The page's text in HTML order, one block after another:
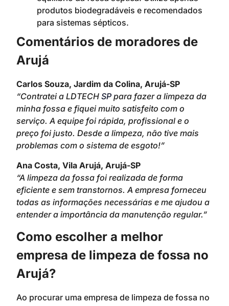
produtos biodegradáveis e recomendados
para sistemas sépticos.
Comentários de moradores de
Arujá
Carlos Souza, Jardim da Colina, Arujá-SP
“Contratei a LDTECH SPpara fazer a limpeza da
minha fossa e fiquei muito satisfeito com o
serviço. A equipe foi rápida, profissional e o
preço foi justo. Desde a limpeza, não tive mais
problemas com o sistema de esgoto!”
Ana Costa, Vila Arujá, Arujá-SP
“A limpeza da fossa foi realizada de forma
eficiente e sem transtornos. A empresa forneceu
todas as informações necessárias e me ajudou a
entender a importância da manutenção regular.”
Como escolher a melhor
empresa de limpeza de fossa no
Arujá?
Ao procurar uma empresa de limpeza de fossa no